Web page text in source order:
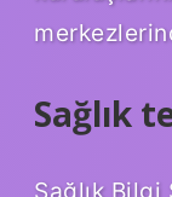
Sağlık
Sağlık Bilgi